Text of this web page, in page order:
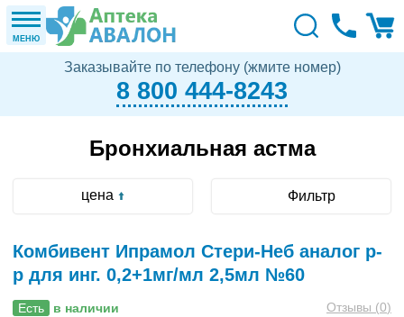
МЕНЮ
Заказывайте по телефону (жмите номер)
8 800 444-8243
Бронхиальная астма
цена Фильтр
Комбивент Ипрамол Стери-Неб аналог р-
р для инг. 0,2+1мг/мл 2,5мл №60
Есть в наличии Отзывы (0)